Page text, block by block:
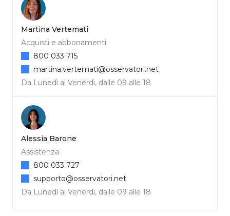
Martina Vertemati
Acquisti e abbonamenti
Da Lunedì al Venerdì, dalle 09 alle 18
800 033 715
martina.vertemati@osservatori.net
Alessia Barone
Assistenza
Da Lunedì al Venerdì, dalle 09 alle 18
800 033 727
supporto@osservatori.net